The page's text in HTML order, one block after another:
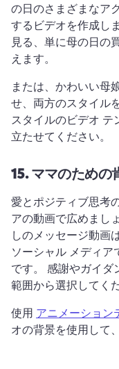
の日のさまざまなア
するビデオを作成し
見る、単に母の日の
えます。
または、かわいい母
せ、両方のスタイル
スタイルのビデオ テ
立たせてください。
15.ママのための
愛とポジティブ思考
アの動画で広めまし
しのメッセージ動画
ソーシャル メディ
です。 感謝やガイダ
範囲から選択してく
使用 アニメーション